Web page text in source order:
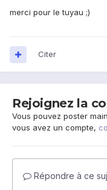
merci pour le tuyau ;)
Citer
Rejoignez la
Vous pouvez poster
vous avez un compte,
Répondre à ce